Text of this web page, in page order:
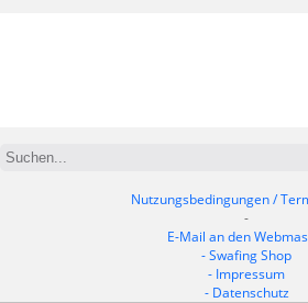
Nutzungsbedingungen /
-
E-Mail an den
- Swafing Shop
- Impressum
- Datenschutz